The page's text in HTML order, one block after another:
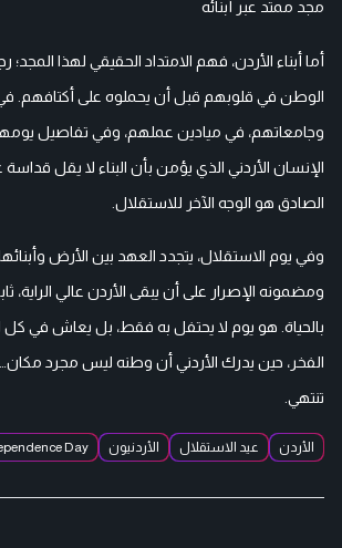
مجد ممتد عبر أبنائه
أما أبناء الأردن، فهم الامتداد الحقيقي لهذا المجد؛
الوطن في قلوبهم قبل أن يحملوه على أكتافهم.
وجامعاتهم، في ميادين عملهم، وفي تفاصيل
الإنسان الأردني الذي يؤمن بأن البناء لا يقل
الصادق هو الوجه الآخر للاستقلال.
وفي يوم الاستقلال، يتجدد العهد بين الأرض
ومضمونه الإصرار على أن يبقى الأردن عالي الراية،
بالحياة. هو يوم لا يحتفل به فقط، بل يعاش في
الفخر، حين يدرك الأردني أن وطنه ليس مجرد
تنتهي.
الأردن عيد الاستقلال الأردنيون Day